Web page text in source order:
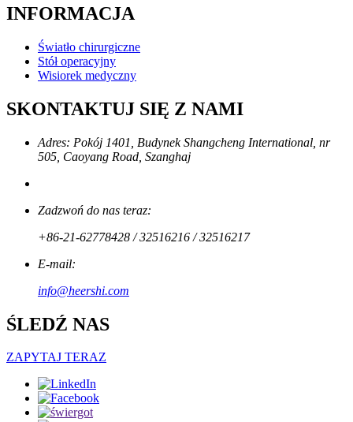
INFORMACJA
Światło chirurgiczne
Stół operacyjny
Wisiorek medyczny
SKONTAKTUJ SIĘ Z NAMI
Adres: Pokój 1401, Budynek Shangcheng International, nr
505, Caoyang Road, Szanghaj
Zadzwoń do nas teraz:
+86-21-62778428 / 32516216 / 32516217
E-mail:
info@heershi.com
ŚLEDŹ NAS
ZAPYTAJ TERAZ